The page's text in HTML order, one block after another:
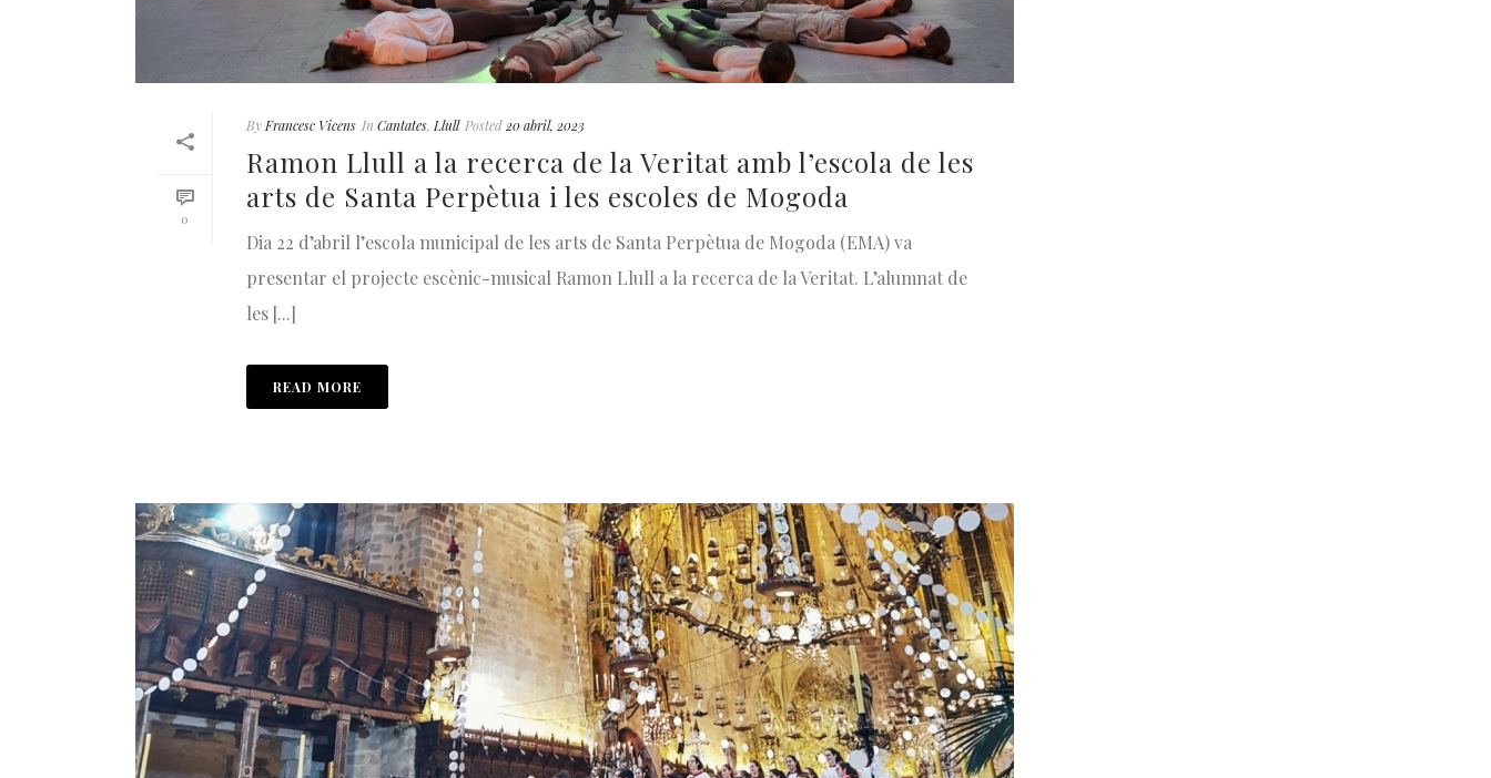
0
By Francesc Vicens In Cantates, Llull Posted 20 abril, 2023
Ramon Llull a la recerca de la Veritat amb l’escola de les
arts de Santa Perpètua i les escoles de Mogoda
Dia 22 d’abril l’escola municipal de les arts de Santa Perpètua de Mogoda (EMA) va
presentar el projecte escènic-musical Ramon Llull a la recerca de la Veritat. L’alumnat de
les [...]
READ MORE